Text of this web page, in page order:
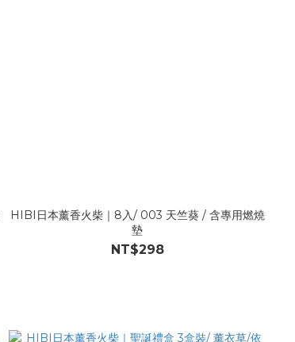
HIBI日本薰香火柴｜8入/ 003 天竺葵 / 含專用燃燒
墊
NT$298